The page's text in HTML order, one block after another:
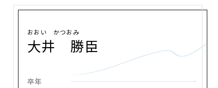
おおい かつおみ
大井 勝臣
卒年